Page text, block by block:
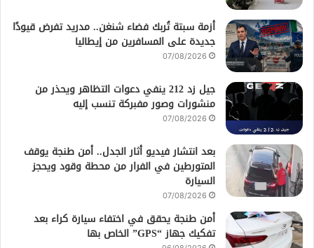
أزمة سبتة تُربك فضاء شنغن.. مدريد تفرض قيودًا
جديدة على المسافرين من إيطاليا
07/08/2026
جيل زد 212 ينفي دعوات التظاهر ويحذر من
منشورات وصور مفبركة تنسب إليه
07/08/2026
بعد انتشار فيديو أثار الجدل.. أمن طنجة يوقف
المتورطين في الفرار من محطة وقود ويحجز
السيارة
07/08/2026
أمن طنجة يحقق في اختفاء سيارة كراء بعد
تفكيك جهاز “GPS” الخاص بها